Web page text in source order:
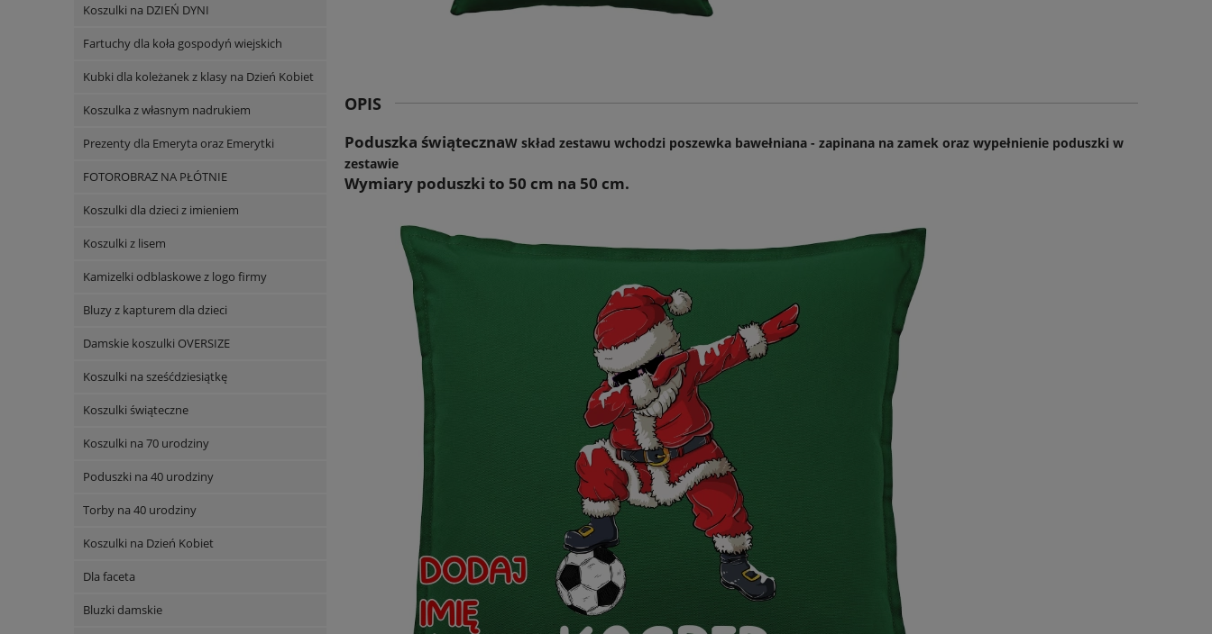
Koszulki na DZIEŃ DYNI
Fartuchy dla koła gospodyń wiejskich
Kubki dla koleżanek z klasy na Dzień Kobiet
Koszulka z własnym nadrukiem
Prezenty dla Emeryta oraz Emerytki
FOTOROBRAZ NA PŁÓTNIE
Koszulki dla dzieci z imieniem
Koszulki z lisem
Kamizelki odblaskowe z logo firmy
Bluzy z kapturem dla dzieci
Damskie koszulki OVERSIZE
Koszulki na sześćdziesiątkę
Koszulki świąteczne
Koszulki na 70 urodziny
Poduszki na 40 urodziny
Torby na 40 urodziny
Koszulki na Dzień Kobiet
Dla faceta
Bluzki damskie
OPIS
Poduszka świątecznaW skład zestawu wchodzi poszewka bawełniana - zapinana na zamek oraz wypełnienie poduszki w
zestawie
Wymiary poduszki to 50 cm na 50 cm.